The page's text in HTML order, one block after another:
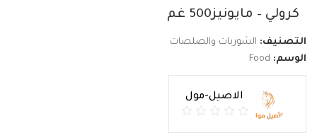
كرولي – مايونيز500 غم
التصنيف: الشوربات والصلصات
الوسم: Food
الاصيل-مول